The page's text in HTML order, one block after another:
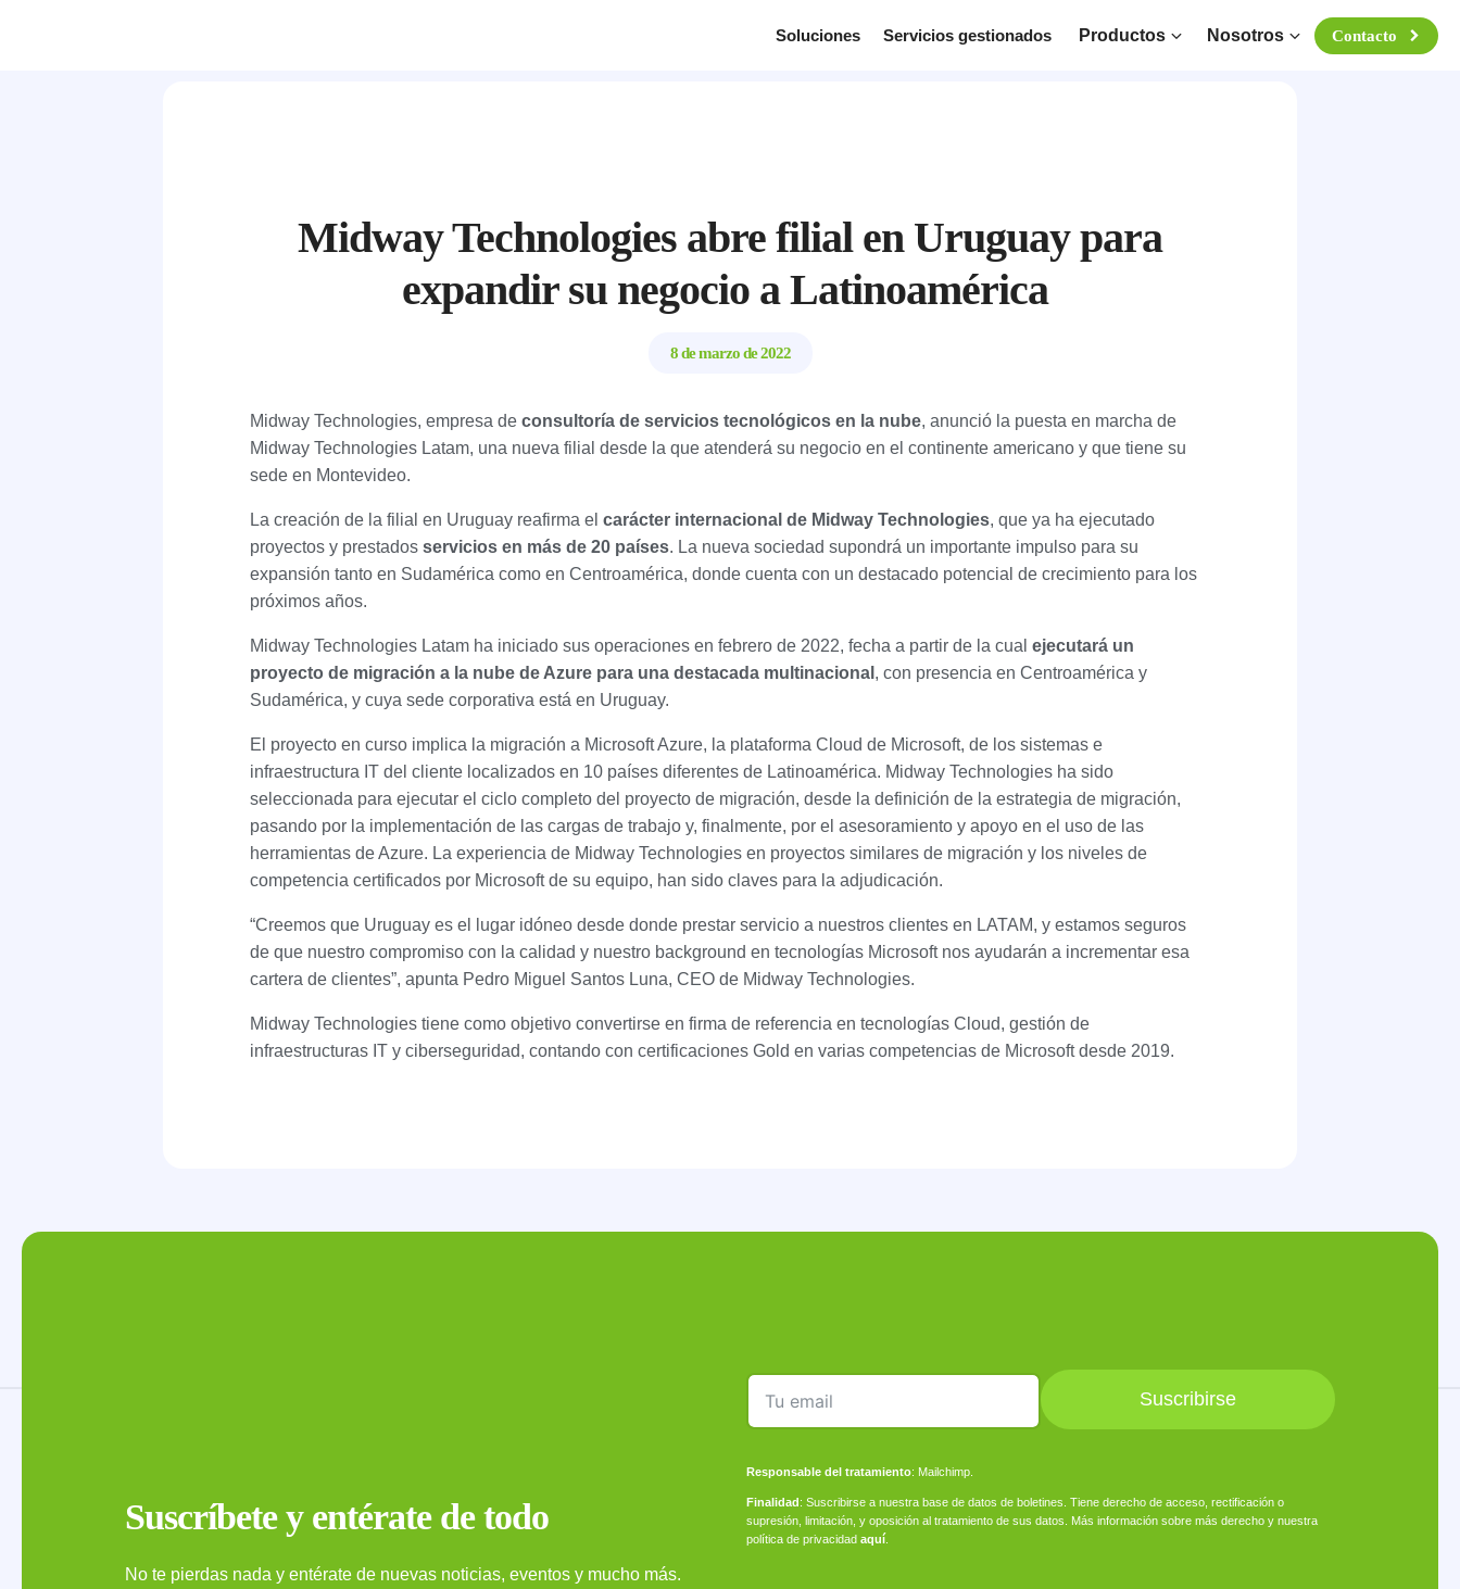
Soluciones Servicios gestionados Productos Nosotros Contacto
Midway Technologies abre filial en Uruguay para
expandir su negocio a Latinoamérica
8 de marzo de 2022
Midway Technologies, empresa deconsultoría de servicios tecnológicos en la nube, anunció la puesta en marcha de
Midway Technologies Latam, una nueva filial desde la que atenderá su negocio en el continente americano y que tiene su
sede en Montevideo.
La creación de la filial en Uruguay reafirma elcarácter internacional de Midway Technologies, que ya ha ejecutado
proyectos y prestadosservicios en más de 20 países. La nueva sociedad supondrá un importante impulso para su
expansión tanto en Sudamérica como en Centroamérica, donde cuenta con un destacado potencial de crecimiento para los
próximos años.
Midway Technologies Latam ha iniciado sus operaciones en febrero de 2022, fecha a partir de la cualejecutará un
proyecto de migración a la nube de Azure para una destacada multinacional , con presencia en Centroamérica y
Sudamérica, y cuya sede corporativa está en Uruguay.
El proyecto en curso implica la migración a Microsoft Azure, la plataforma Cloud de Microsoft, de los sistemas e
infraestructura IT del cliente localizados en 10 países diferentes de Latinoamérica. Midway Technologies ha sido
seleccionada para ejecutar el ciclo completo del proyecto de migración, desde la definición de la estrategia de migración,
pasando por la implementación de las cargas de trabajo y, finalmente, por el asesoramiento y apoyo en el uso de las
herramientas de Azure. La experiencia de Midway Technologies en proyectos similares de migración y los niveles de
competencia certificados por Microsoft de su equipo, han sido claves para la adjudicación.
“Creemos que Uruguay es el lugar idóneo desde donde prestar servicio a nuestros clientes en LATAM, y estamos seguros
de que nuestro compromiso con la calidad y nuestro background en tecnologías Microsoft nos ayudarán a incrementar esa
cartera de clientes”, apunta Pedro Miguel Santos Luna, CEO de Midway Technologies.
Midway Technologies tiene como objetivo convertirse en firma de referencia en tecnologías Cloud, gestión de
infraestructuras IT y ciberseguridad, contando con certificaciones Gold en varias competencias de Microsoft desde 2019.
Suscríbete y entérate de todo
No te pierdas nada y entérate de nuevas noticias, eventos y mucho más.
Suscribirse
Responsable del tratamiento: Mailchimp.
Finalidad: Suscribirse a nuestra base de datos de boletines. Tiene derecho de acceso, rectificación o
supresión, limitación, y oposición al tratamiento de sus datos. Más información sobre más derecho y nuestra
política de privacidad aquí